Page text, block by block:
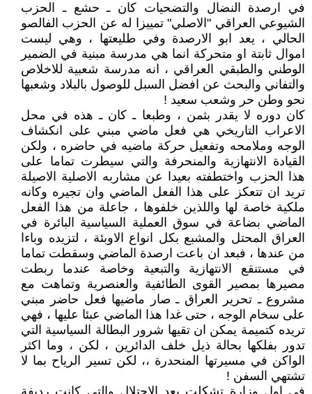
في ارصدة النضال والتضحيات كان ـ حشع ـ الحزب
الشيوعي العراقي "الاصلي" تمييزا له عن الحزب الفالصو
الحالي ، يعد ابو الارصدة وفي طليعتها ، وهي ليست
اموال ثابتة او متحركة انما هي مدرسة مبنية في الضمير
الوطني والطبقي العراقي ، انه مدرسة شعبية للاخلاص
والتفاني والبحث عن افضل السبل للوصول بالبلاد وشعبها
نحو وطن حر وشعب سعيد !
كان دوره لا يقدر بثمن ، وطبعا ـ كان ـ هذه في محل
الاعراب التاريخي هي فعل ماضي مبني على انكشاف
الوجه وملامحه وتفعيل حركة ماضيه في حاضره ، ولكن
القيادة الانتهازية والمنحرفة والتي سيطرت تماما على
هذا الحزب واختطفته بعيدا عن مشاربه الاصلية الاصيلة
تريد ان تتعكز على هذا الفعل الماضي وان تجيره وكانه
ملكية خاصة لها واللذين خلفوها ، جاعلة من هذا الفعل
الماضي بضاعة في سوق العملية السياسية البائرة في
العراق المحتل والمشبع بكل انواع الاوبئة ، لتزيده وباءا
من عندها ، فبعد ان باعت ارصدة الماضي وسقطت تماما
في مستنقع الانتهازية والتبعية وخاصة عندما ربطت
مصيرها بمصير القوى الطائفية والعنصرية وتماهت مع
مشروع ـ تحرير العراق ـ صار ماضيها فعل حاضر مبني
على سخام الوجه ، حتى غدا هذا الماضي عبئا عليها ، فهي
تريده كتميمة يمكن ان تقيها شرور البطالة السياسية التي
تدور بفلكها بحالة ذيل خلف الدائرين ، لكن ، وما اكثر
الواكن في مسيرتها المنحدرة ،، لكن تسير الرياح بما لا
تشتهي السفن !